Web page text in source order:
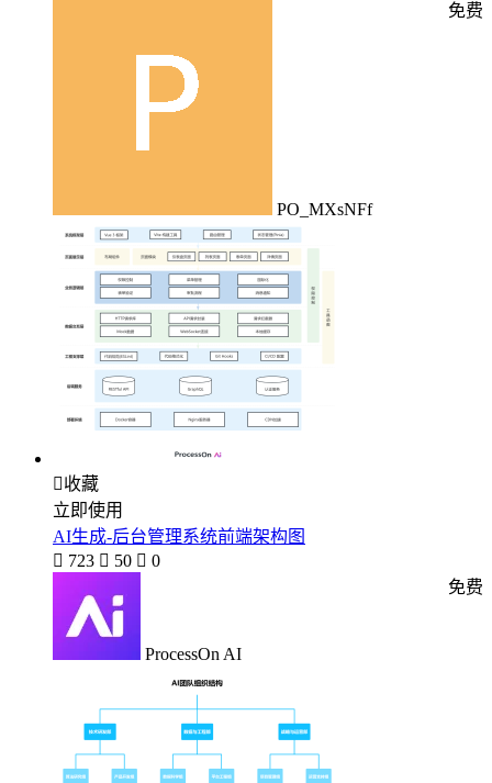
PO_MXsNFf
免费
收藏
立即使用
AI生成-后台管理系统前端架构图
 723  50  0
ProcessOn AI
免费